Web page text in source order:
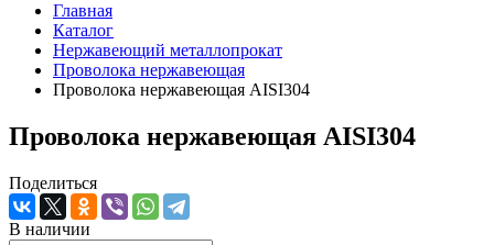
Главная
Каталог
Нержавеющий металлопрокат
Проволока нержавеющая
Проволока нержавеющая AISI304
Проволока нержавеющая AISI304
Поделиться
В наличии